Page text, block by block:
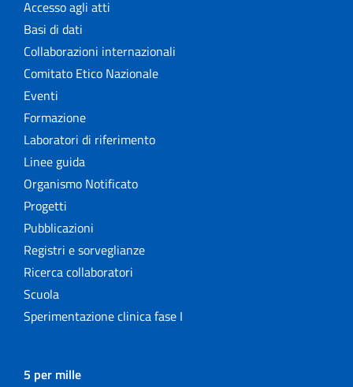
Accesso agli atti
Basi di dati
Collaborazioni internazionali
Comitato Etico Nazionale
Eventi
Formazione
Laboratori di riferimento
Linee guida
Organismo Notificato
Progetti
Pubblicazioni
Registri e sorveglianze
Ricerca collaboratori
Scuola
Sperimentazione clinica fase I
5 per mille